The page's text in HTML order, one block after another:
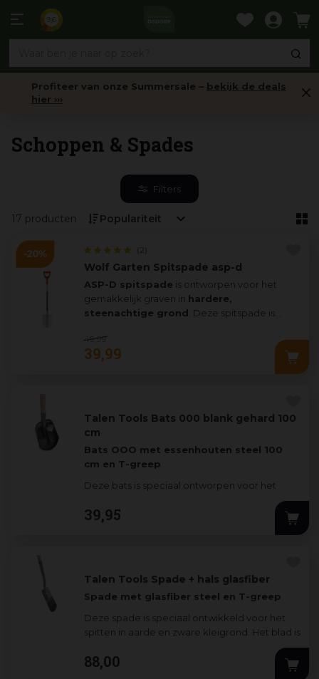
naar
Profiteer van onze Summersale – bekijk de deals
hier ›››
Schoppen & Spades
Filters
17 producten
Wolf Garten Spitspade asp-d
(2)
ASP-D spitspade is ontworpen voor het
gemakkelijk graven in hardere,
steenachtige grond . Deze spitspade is
49 99
39,99
Talen Tools Bats 000 blank gehard 100
cm
Bats OOO met essenhouten steel 100
cm en T-greep
Deze bats is speciaal ontworpen voor het
verplaatsen van zware grondsoorten. Het blad
heeft een
39,95
Talen Tools Spade + hals glasfiber
Spade met glasfiber steel en T-greep
Deze spade is speciaal ontwikkeld voor het
spitten in aarde en zware kleigrond. Het blad is
88,00